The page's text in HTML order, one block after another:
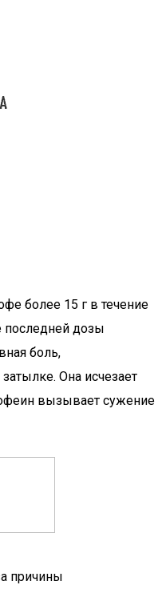
более 15 г в течение
последней дозы
боль,
Она исчезает
вызывает сужение
причины